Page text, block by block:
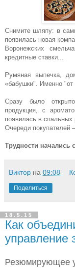
Снимите шляпу: в
появилась новая
Воронежских
кредитные ставки...
Румяная выпечка,
«бабушки". Именно "от
Сразу было
продукция, с
появилась в спальных
Очереди покупателей
Трудности начались
Виктор на 09:08
Поделиться
18.5.15
Как
управление
Резюмирующее